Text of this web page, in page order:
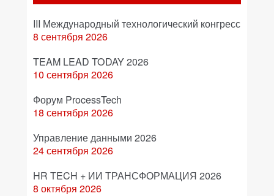
III Международный технологический конгресс
8 сентября 2026
TEAM LEAD TODAY 2026
10 сентября 2026
Форум ProcessTech
18 сентября 2026
Управление данными 2026
24 сентября 2026
HR TECH + ИИ ТРАНСФОРМАЦИЯ 2026
8 октября 2026